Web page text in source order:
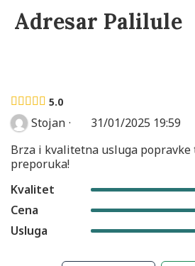
content
Adresar Palilule
5.0
Stojan ·
31/01/2025 19:59
Brza i kvalitetna usluga
preporuka!
Kvalitet
Cena
Usluga